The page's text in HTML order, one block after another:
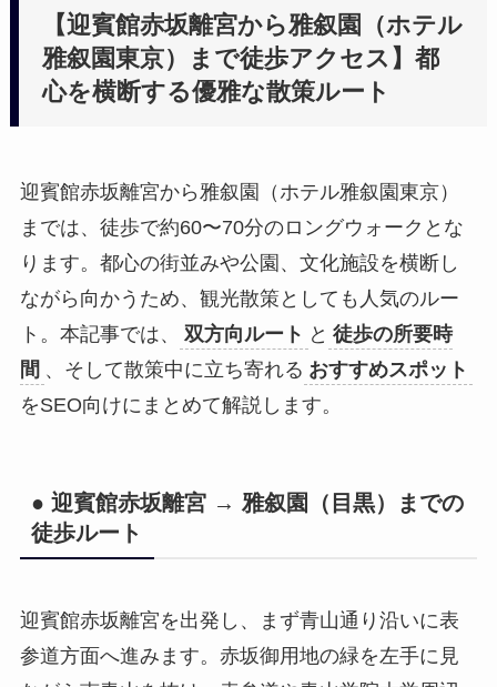
【迎賓館赤坂離宮から雅叙園（ホテル
雅叙園東京）まで徒歩アクセス】都
心を横断する優雅な散策ルート
迎賓館赤坂離宮から雅叙園（ホテル雅叙園東京）
までは、徒歩で約60〜70分のロングウォークとな
ります。都心の街並みや公園、文化施設を横断し
ながら向かうため、観光散策としても人気のルー
ト。本記事では、
双方向ルート と 徒歩の所要時
間 、そして散策中に立ち寄れる おすすめスポット
をSEO向けにまとめて解説します。
● 迎賓館赤坂離宮 → 雅叙園（目黒）までの
徒歩ルート
迎賓館赤坂離宮を出発し、まず青山通り沿いに表
参道方面へ進みます。赤坂御用地の緑を左手に見